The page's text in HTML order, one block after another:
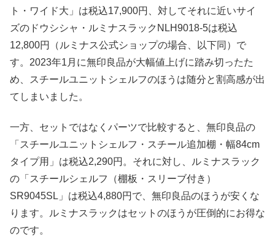
ト・ワイド大」は税込17,900円、対してそれに近いサイ
ズのドウシシャ・ルミナスラックNLH9018-5は税込
12,800円（ルミナス公式ショップの場合、以下同）で
す。2023年1月に無印良品が大幅値上げに踏み切ったた
め、スチールユニットシェルフのほうは随分と割高感が出
てしまいました。
一方、セットではなくパーツで比較すると、無印良品の
「スチールユニットシェルフ・スチール追加棚・幅84cm
タイプ用」は税込2,290円。それに対し、ルミナスラック
の「スチールシェルフ（棚板・スリーブ付き）
SR9045SL」は税込4,880円で、無印良品のほうが安くな
ります。ルミナスラックはセットのほうが圧倒的にお得な
のです。